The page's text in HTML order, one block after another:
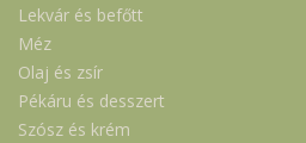
Lekvár és befőtt
Méz
Olaj és zsír
Pékáru és desszert
Szósz és krém